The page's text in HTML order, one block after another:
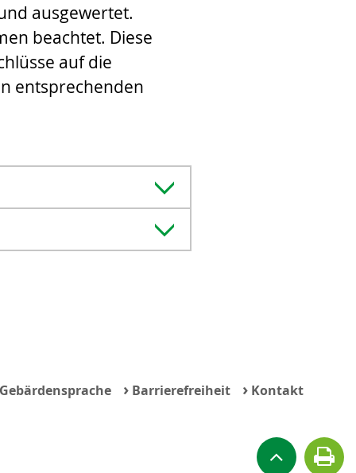
ausgewertet.
beachtet. Diese
auf die
entsprechenden
Gebärdensprache › Barrierefreiheit › Kontakt